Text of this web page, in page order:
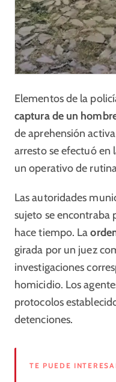
Elementos de la
captura de un
de aprehensión
arresto se efectuó en
un operativo de
Las autoridades
sujeto se encontraba
hace tiempo. La
girada por un juez
investigaciones
homicidio. Los
protocolos
detenciones.
TE PUEDE